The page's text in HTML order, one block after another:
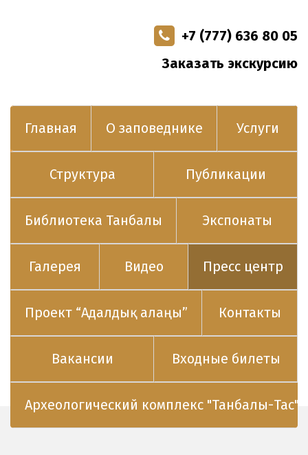
+7 (777) 636 80 05
Заказать экскурсию
Главная О заповеднике Услуги
Структура Публикации
Библиотека Танбалы Экспонаты
Галерея Видео Пресс центр
Проект “Адалдық алаңы” Контакты
Вакансии Входные билеты
Археологический комплекс "Танбалы-Тас"